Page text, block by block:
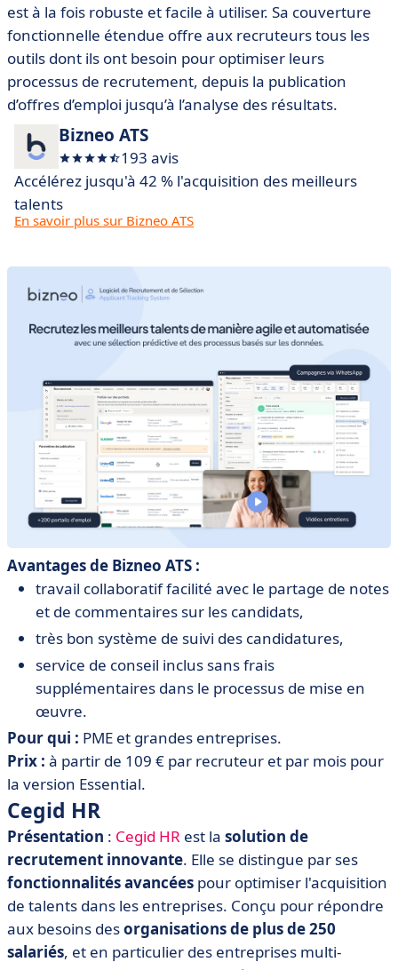
est à la fois robuste et facile à utiliser. Sa couverture
fonctionnelle étendue offre aux recruteurs tous les
outils dont ils ont besoin pour optimiser leurs
processus de recrutement, depuis la publication
d’offres d’emploi jusqu’à l’analyse des résultats.
Bizneo ATS
193 avis
Accélérez jusqu'à 42 % l'acquisition des meilleurs
talents
En savoir plus sur Bizneo ATS
Avantages de Bizneo ATS :
travail collaboratif facilité avec le partage de notes
et de commentaires sur les candidats,
très bon système de suivi des candidatures,
service de conseil inclus sans frais
supplémentaires dans le processus de mise en
œuvre.
Pour qui : PME et grandes entreprises.
Prix : à partir de 109 € par recruteur et par mois pour
la version Essential.
Cegid HR
Présentation : Cegid HR est la solution de
recrutement innovante. Elle se distingue par ses
fonctionnalités avancées pour optimiser l'acquisition
de talents dans les entreprises. Conçu pour répondre
aux besoins desorganisations de plus de 250
salariés, et en particulier des entreprises multi-